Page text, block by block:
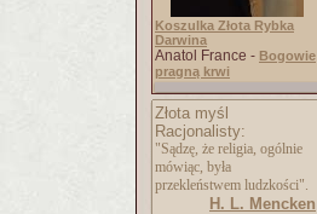
Koszulka Złota Rybka
Darwina
Anatol France - Bogowie
pragną krwi
Złota myśl
Racjonalisty:
"Sądzę, że religia, ogólnie
mówiąc, była
przekleństwem ludzkości".
H. L. Mencken